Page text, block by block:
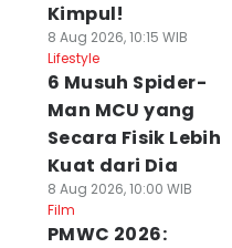
Kimpul!
8 Aug 2026, 10:15 WIB
Lifestyle
6 Musuh Spider-
Man MCU yang
Secara Fisik Lebih
Kuat dari Dia
8 Aug 2026, 10:00 WIB
Film
PMWC 2026: